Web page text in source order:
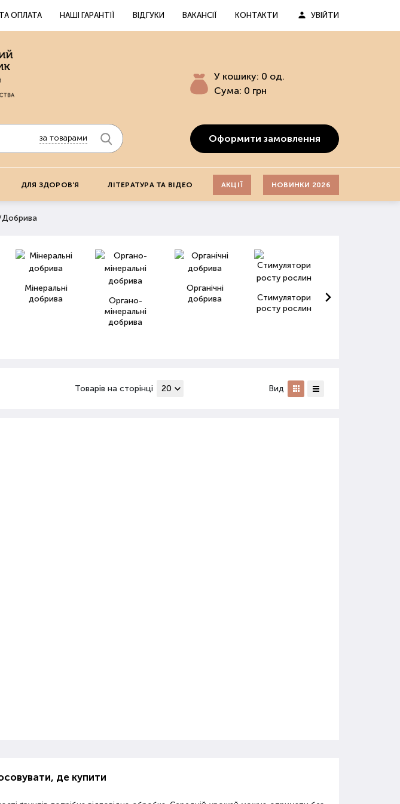
ОПЛАТА НАШІ ГАРАНТІЇ ВІДГУКИ ВАКАНСІЇ КОНТАКТИ УВІЙТИ
за товарами
У кошику: 0 од.
Сума: 0 грн
Оформити замовлення
ДЛЯ ЗДОРОВ'Я ЛІТЕРАТУРА ТА ВІДЕО АКЦІЇ НОВИНКИ 2026
Добрива
Мінеральні
добрива
Органо-
мінеральні
добрива
Органічні
добрива
Стимулятори
росту рослин
Товарів на сторінці Вид
де купити